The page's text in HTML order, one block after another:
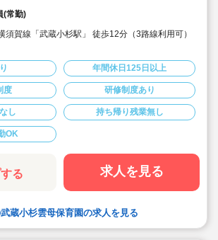
(常勤)
賀線「武蔵小杉駅」 徒歩12分（3路線利用可）
は年間休日130日以上、長期休暇（夏季休暇で9
も取得可能です♪
育園は60名以下のコンパクトなサイズの園にな
定正職員枠を2枠設けています！ご希望者の方は
にお申し出ください♪
人間関係でお悩みの方が雲母保育園に入社し
ごく良くなったという声が多数あります♪
プライベートも両立出来ます。
少な目です（サービス残業・持ち帰り業務をしな
みになっています。平均残業 月4.7時間！）
最低限です！行事に追われることはありませ
の保育を大切に楽しくお仕事出来ます（行事準
ノが弾けなくてOKです。（得意分野を活かして頂
年間休日125日以上
度 研修制度あり
し 持ち帰り残業無し
OK
る 求人を見る
蔵小杉雲母保育園の求人を見る